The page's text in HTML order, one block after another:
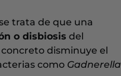
trata de que una
o disbiosis del
concreto disminuye el
como Gadnerella